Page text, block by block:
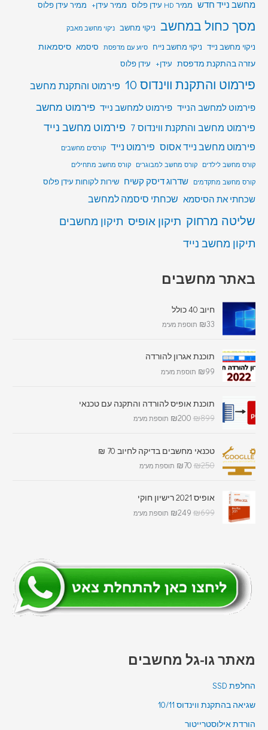
מחשב נייד חדש ממיר HD עידן פלוס ממיר עידן+ ממיר עידן פלוס
מסך כחול במחשב ניקוי מחשב ניקוי מחשב מאבק
ניקוי מחשב נייד ניקוי מחשב נייח סיוע עם מדפסת סיסמא סיסמאות
עזרה בהתקנת מדפסת עידן+ עידן פלוס
פירמוט והתקנת ווינדוס 10 פירמוט והתקנת מחשב
פירמוט למחשב הנייד פירמוט למחשב נייד פירמוט מחשב
פירמוט מחשב והתקנת ווינדוס 7
פירמוט מחשב נייד
פירמוט מחשב נייד אסוס פירמוט נייד קורסים מחשבים
קורס מחשב לילדים
קורס מחשב למבוגרים
קורס מחשב מתחילים
קורס מחשב מתקדמים
שדרוג דיסק קשיח שירות לקוחות עידן פלוס
שכחתי את הסיסמא שכחתי סיסמה למחשב
שליטה מרחוק תיקון אופיס תיקון מחשבים
תיקון מחשב נייד
באתר מחשבים
חיוב 40 כולל
₪33 תוספת מע"מ
תוכנת אגרון להורדה
₪99 תוספת מע"מ
תוכנת אופיס להורדה והתקנה עם טכנאי
₪899
₪200 תוספת מע"מ
טכנאי מחשבים בדיקה לחיוב 70 ₪
₪250
₪70 תוספת מע"מ
אופיס 2021 רישיון חוקי
₪699
₪249 תוספת מע"מ
מאתר גו-גל מחשבים
החלפת SSD
שגיאה בהתקנת ווינדוס 10/11
הורדת אילוסטרייטור